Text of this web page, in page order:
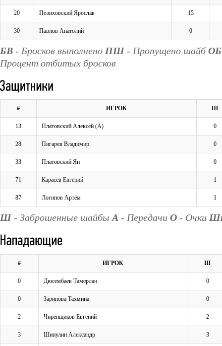
20 Позиховский Ярослав 15
30 Павлов Анатолий 0
БВ - Бросков выполнено ПШ - Пропущено шайб ОБ
Процент отбитых бросков
# ИГРОК Ш
13 Платовский Алексей (А) 0
28 Пигарев Владимир 0
33 Платовский Ян 0
71 Карасёв Евгений 1
87 Логинов Артём 1
Ш - Заброшенные шайбы А - Передачи О - Очки
# ИГРОК Ш
0 Дюсембаев Тамерлан 0
0 Зарипова Тахмина 0
2 Чиренщиков Евгений 2
3 Шипулин Александр 3